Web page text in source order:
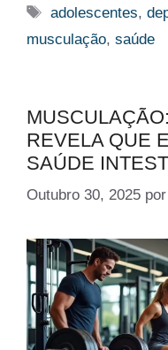
Etiquetas
adolescentes,
musculação, saúde
REVELA QUE
SAÚDE
Outubro 30, 2025 por